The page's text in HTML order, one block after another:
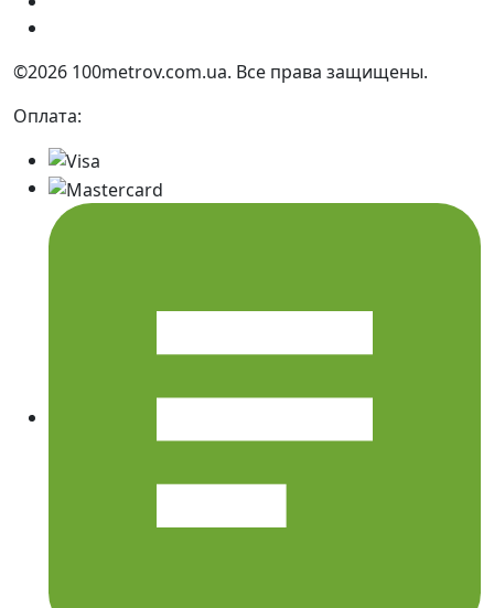
©2026 100metrov.com.ua. Все права защищены.
Оплата: